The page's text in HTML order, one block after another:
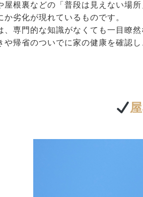
屋根裏などの「普段は見えない場
か劣化が現れているものです。
、専門的な知識がなくても一目瞭然
や帰省のついでに家の健康を確認